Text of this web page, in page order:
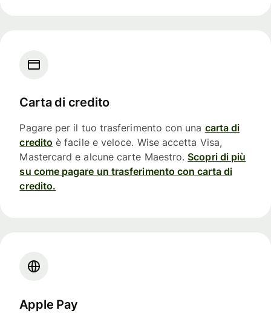
Carta di credito
Pagare per il tuo trasferimento con una carta di
credito è facile e veloce. Wise accetta Visa,
Mastercard e alcune carte Maestro.Scopri di più
su come pagare un trasferimento con carta di
credito.
Apple Pay